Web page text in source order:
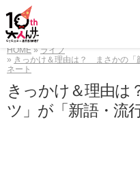
HOME
ライフ
きっかけ＆理由は？ まさかの「
ネート
きっかけ＆理由
ツ」が「新語・流